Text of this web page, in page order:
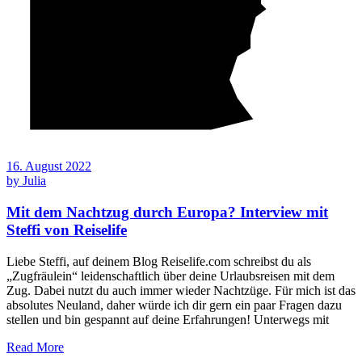
16. August 2022
by Julia
Mit dem Nachtzug durch Europa? Interview mit
Steffi von Reiselife
Liebe Steffi, auf deinem Blog Reiselife.com schreibst du als
„Zugfräulein“ leidenschaftlich über deine Urlaubsreisen mit dem
Zug. Dabei nutzt du auch immer wieder Nachtzüge. Für mich ist das
absolutes Neuland, daher würde ich dir gern ein paar Fragen dazu
stellen und bin gespannt auf deine Erfahrungen! Unterwegs mit
Read More